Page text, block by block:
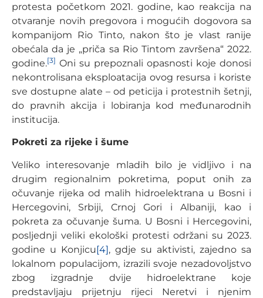
protesta početkom 2021. godine, kao reakcija na
otvaranje novih pregovora i mogućih dogovora sa
kompanijom Rio Tinto, nakon što je vlast ranije
obećala da je „priča sa Rio Tintom završena“ 2022.
godine.[3] Oni su prepoznali opasnosti koje donosi
nekontrolisana eksploatacija ovog resursa i koriste
sve dostupne alate – od peticija i protestnih šetnji,
do pravnih akcija i lobiranja kod međunarodnih
institucija.
Pokreti za rijeke i šume
Veliko interesovanje mladih bilo je vidljivo i na
drugim regionalnim pokretima, poput onih za
očuvanje rijeka od malih hidroelektrana u Bosni i
Hercegovini, Srbiji, Crnoj Gori i Albaniji, kao i
pokreta za očuvanje šuma. U Bosni i Hercegovini,
posljednji veliki ekološki protesti održani su 2023.
godine u Konjicu[4], gdje su aktivisti, zajedno sa
lokalnom populacijom, izrazili svoje nezadovoljstvo
zbog izgradnje dvije hidroelektrane koje
predstavljaju prijetnju rijeci Neretvi i njenim